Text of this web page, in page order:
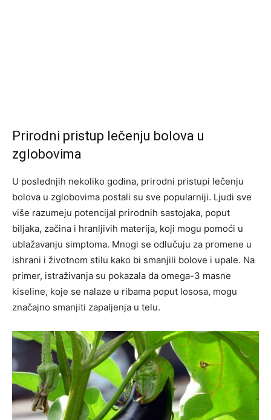
Prirodni pristup lečenju bolova u
zglobovima
U poslednjih nekoliko godina, prirodni pristupi lečenju
bolova u zglobovima postali su sve popularniji. Ljudi sve
više razumeju potencijal prirodnih sastojaka, poput
biljaka, začina i hranljivih materija, koji mogu pomoći u
ublažavanju simptoma. Mnogi se odlučuju za promene u
ishrani i životnom stilu kako bi smanjili bolove i upale. Na
primer, istraživanja su pokazala da omega-3 masne
kiseline, koje se nalaze u ribama poput lososa, mogu
značajno smanjiti zapaljenja u telu.